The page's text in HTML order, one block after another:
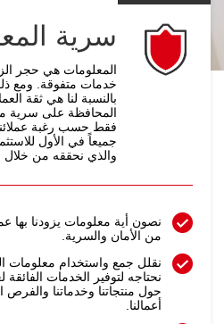
سرية
المعلومات هي حجر
خدمات متفوقة. ومع
بالنسبة لنا هي ثقة
المحافظة على سرية
فقط حسب رغبة عملائنا.
جميعاً في الأول
والذي نحققه من خلال
نصون أية معلومات يزودنا بها
من الأمان والسرية.
نقلل جمع واستخدام معلومات
نحتاجه لتوفير الخدمات الفائقة
حول منتجاتنا وخدماتنا والفرص
أعمالنا.